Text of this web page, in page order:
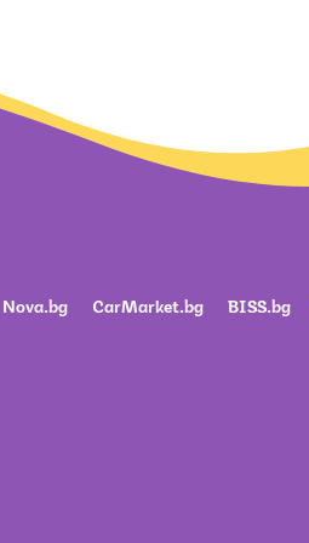
Nova.bg CarMarket.bg BISS.bg